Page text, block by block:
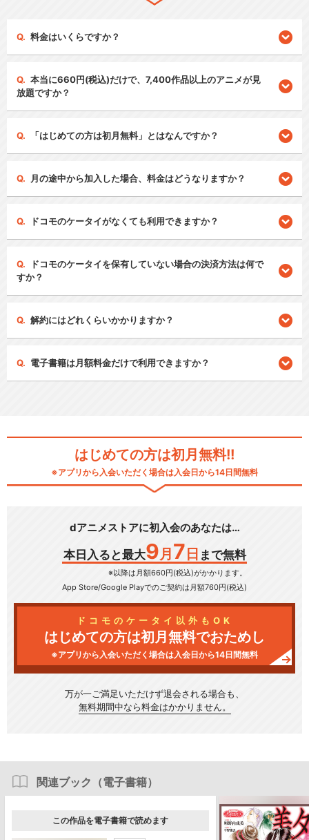
料金はいくらですか？
本当に660円(税込)だけで、7,400作品以上のアニメが見
放題ですか？
「はじめての方は初月無料」とはなんですか？
月の途中から加入した場合、料金はどうなりますか？
ドコモのケータイがなくても利用できますか？
ドコモのケータイを保有していない場合の決済方法は何で
すか？
解約にはどれくらいかかりますか？
電子書籍は月額料金だけで利用できますか？
はじめての方は初月無料!!
※アプリから入会いただく場合は入会日から14日間無料
dアニメストアに初入会のあなたは…
本日入ると最大9 月 7 日 まで無料
※以降は月額660円(税込)がかかります。
App Store/Google Playでのご契約は月額760円(税込)
ドコモのケータイ以外もOK
はじめての方は初月無料でおためし
※アプリから入会いただく場合は入会日から14日間無料
万が一ご満足いただけず退会される場合も、
無料期間中なら料金はかかりません。
関連ブック（電子書籍）
この作品を電子書籍で読めます